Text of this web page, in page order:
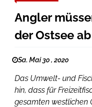
Angler
der Ostsee
Sa. Mai 30 , 2020
Das Umwelt- und
hin, dass für
gesamten westlichen